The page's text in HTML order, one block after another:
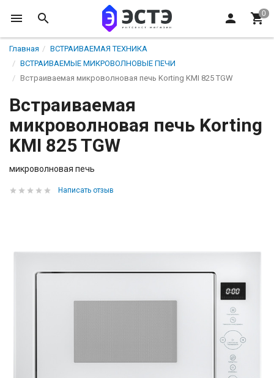
Главная
ВСТРАИВАЕМАЯ ТЕХНИКА
ВСТРАИВАЕМЫЕ МИКРОВОЛНОВЫЕ ПЕЧИ
Встраиваемая микроволновая печь Korting KMI 825 TGW
Встраиваемая
микроволновая печь Korting
KMI 825 TGW
микроволновая печь
Написать отзыв